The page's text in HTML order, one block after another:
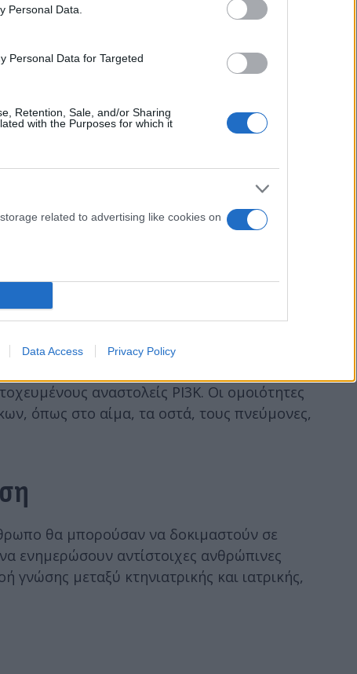
Personal Data.
Personal Data for Targeted
Retention, Sale, and/or Sharing
with the Purposes for which it
related to advertising like cookies on
Data Access Privacy Policy
πιο αποτελεσματικά σε όγκους γάτας με
δείγματα και χρειάζονται
που θα μπορούσαν να ωφελήσουν
των όγκων μαστού στις γάτες, το οποίο
αναστολείς PI3K. Οι ομοιότητες
όπως στο αίμα, τα οστά, τους πνεύμονες,
θα μπορούσαν να δοκιμαστούν σε
ενημερώσουν αντίστοιχες ανθρώπινες
μεταξύ κτηνιατρικής και ιατρικής,